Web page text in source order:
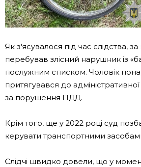
Як з'ясувалося під час слідства,
перебував злісний нарушник із
послужним списком. Чоловік
притягувався до адміністративної
за порушення ПДД.
Крім того, ще у 2022 році суд
керувати транспортними
Слідчі швидко довели, що у